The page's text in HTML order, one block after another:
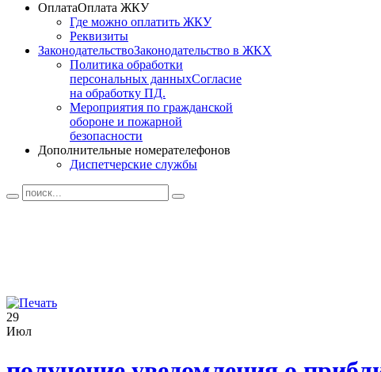
ОплатаОплата ЖКУ
Где можно оплатить ЖКУ
Реквизиты
ЗаконодательствоЗаконодательство в ЖКХ
Политика обработки
персональных данныхСогласие
на обработку ПД.
Мероприятия по гражданской
обороне и пожарной
безопасности
Дополнительные номерателефонов
Диспетчерские службы
29
Июл